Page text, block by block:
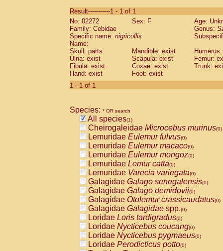
CebidaeSaguinus labiatus(0)
Cebidae Saguinus leucopus (0)
Cebidae
CebidaeSaguinus mystax
Cebidae Saguinus nigricollis (1)
Cebidae Saguinus oedipus
Cebidae Saguinus weddelli
Cebidae Saguinusspp.
Cebidae
CebidaeCebus capucinus
CebidaeCebus nigrivittatus
CebidaeCebus spp.(0)
CebidaeSaimiri boliviensis(0)
CebidaeSaimiri sciureus(0)
AtelidaeAlouatta caraya(0)
AtelidaeAlouatta fusca(0)
AtelidaeAlouatta seniculus(0)
AtelidaeAlouattaspp.(0)
AtelidaeAteles belzebuth(0)
AtelidaeAteles geoffroyi(0)
AtelidaeAteles paniscus(0)
AtelidaeAtelesspp.(0)
AtelidaeLagothrix lagothricha(0)
AtelidaeLagothrix lagothricha cana
PitheciidaeCacajao calvus
Result-----------1 - 1 of 1
No: 02272
Sex: F
Age:
Family: Cebidae
Genus:
Specific name: nigricollis
Name:
Skull: parts
Mandible: exist
Ulna: exist
Scapula: exist
Femur:
Fibula: exist
Coxae: exist
Trunk:
Hand: exist
Foot: exist
1 - 1 of 1
Species: * OR search
All species(1)
Cheirogaleidae Microcebus murinus(0)
Lemuridae Eulemur fulvus(0)
Lemuridae Eulemur macaco(0)
Lemuridae Eulemur mongoz(0)
Lemuridae Lemur catta(0)
Lemuridae Varecia variegata(0)
Galagidae Galago senegalensis(0)
Galagidae Galago demidovii(0)
Galagidae Otolemur crassicaudatus(0)
Galagidae Galagidae spp.(0)
Loridae Loris tardigradus(0)
Loridae Nycticebus coucang(0)
Loridae Nycticebus pygmaeus(0)
Loridae Perodicticus potto(0)